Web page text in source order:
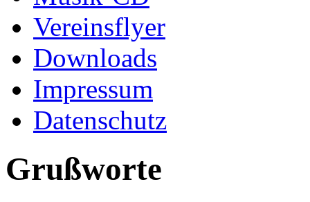
Vereinsflyer
Downloads
Impressum
Datenschutz
Grußworte